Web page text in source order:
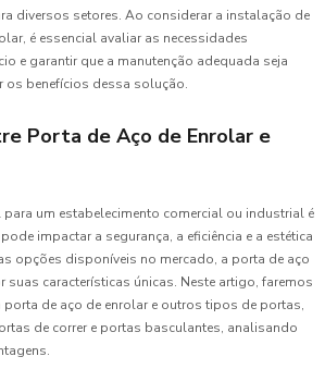
diversos setores. Ao considerar a instalação de
é essencial avaliar as necessidades
e garantir que a manutenção adequada seja
os benefícios dessa solução.
Porta de Aço de Enrolar e
um estabelecimento comercial ou industrial é
impactar a segurança, a eficiência e a estética
opções disponíveis no mercado, a porta de aço
suas características únicas. Neste artigo, faremos
porta de aço de enrolar e outros tipos de portas,
de correr e portas basculantes, analisando